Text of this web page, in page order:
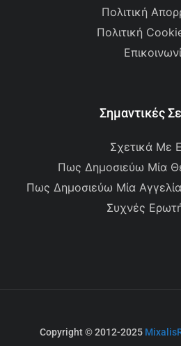
Πολιτική
Πολιτική
Σημαντικές
Σχετικά Με
Πως Δημοσιεύω Μία
Πως Δημοσιεύω Μία
Συχνές
Copyright © 2012-2025